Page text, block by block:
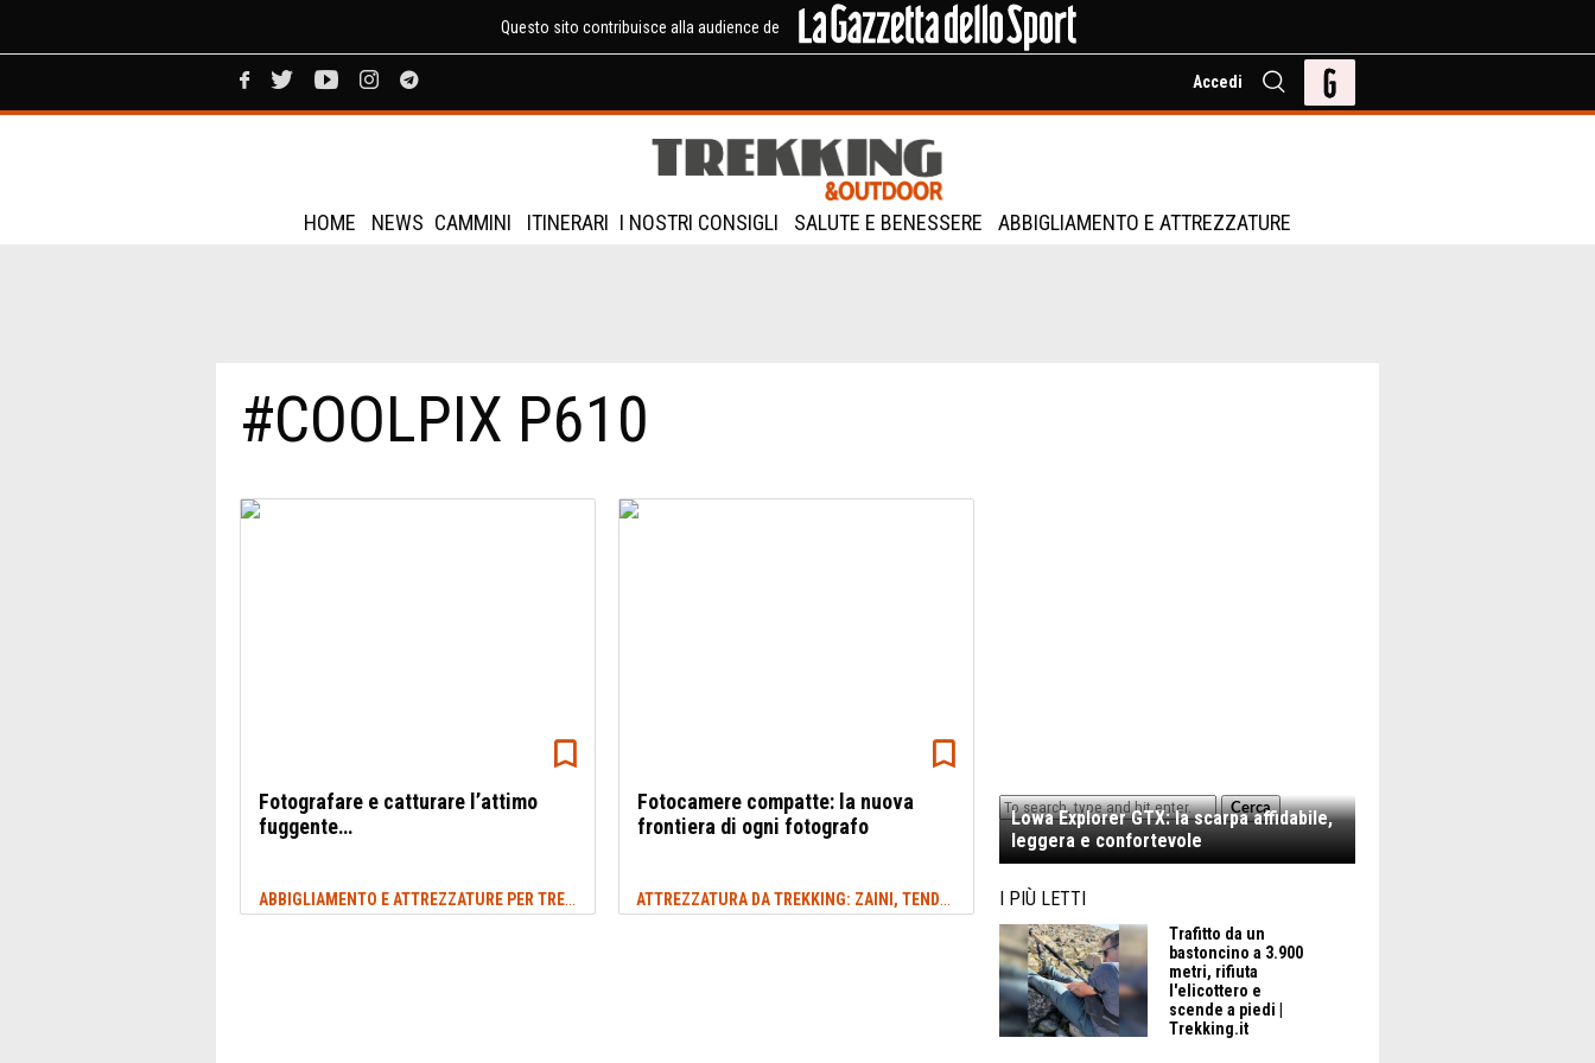
Questo sito contribuisce alla audience de
Accedi
HOME NEWS CAMMINI ITINERARI I NOSTRI CONSIGLI SALUTE E BENESSERE ABBIGLIAMENTO E ATTREZZATURE
#COOLPIX P610
Fotografare e catturare l’attimo
fuggente…
ABBIGLIAMENTO E ATTREZZATURE PER TREKKING E OUTDOOR #NIKON
Fotocamere compatte: la nuova
frontiera di ogni fotografo
ATTREZZATURA DA TREKKING: ZAINI, TENDE E MOLTO ALTRO #NIKON
Cerca
Lowa Explorer GTX: la scarpa affidabile,
leggera e confortevole
I PIÙ LETTI
Trafitto da un
bastoncino a 3.900
metri, rifiuta
l'elicottero e
scende a piedi |
Trekking.it